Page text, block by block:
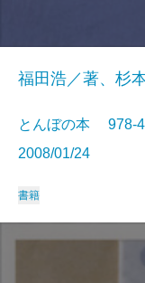
福田浩／著、杉
とんぼの本 978-
2008/01/24
書籍